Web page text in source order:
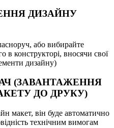
ДИЗАЙНУ
або вибирайте
в конструкторі, вносячи свої
дизайну)
(ЗАВАНТАЖЕННЯ
ДО ДРУКУ)
макет, він буде автоматично
технічним вимогам